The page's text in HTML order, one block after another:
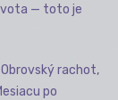
— toto je
rachot,
po